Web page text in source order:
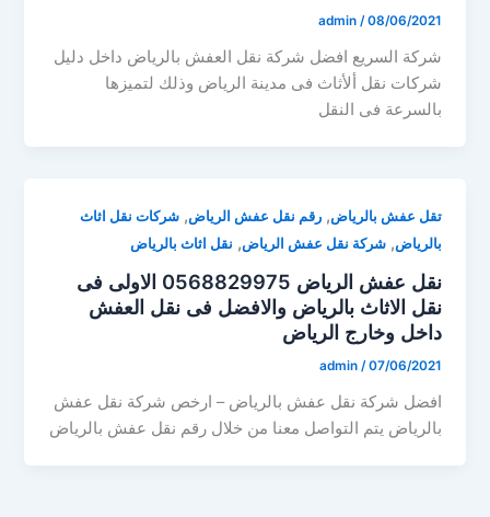
admin /08/06/2021
شركة السريع افضل شركة نقل العفش بالرياض داخل دليل
شركات نقل ألأثاث فى مدينة الرياض وذلك لتميزها
بالسرعة فى النقل
تقل عفش بالرياض,رقم نقل عفش الرياض,شركات نقل اثاث
بالرياض,شركة نقل عفش الرياض, نقل اثاث بالرياض
نقل عفش الرياض 0568829975 الاولى فى
نقل الاثاث بالرياض والافضل فى نقل العفش
داخل وخارج الرياض
admin /07/06/2021
افضل شركة نقل عفش بالرياض – ارخص شركة نقل عفش
بالرياض يتم التواصل معنا من خلال رقم نقل عفش بالرياض